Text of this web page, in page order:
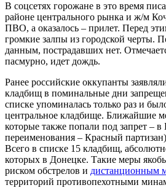
В соцсетях горожане в это время
районе центрального рынка и ж/м
ПВО, а оказалось – прилет. Перед
громкие залпы из городской черты.
данным, пострадавших нет.
пасмурно, идет дождь.
Ранее российские оккупанты
кладбищ в поминальные дни
списке упоминалась только раз и
центральное кладбище. Ближайшие
которые также попали под запрет – в
переименования – Красный
Всего в списке 15 кладбищ,
которых в Донецке. Такие меры
риском обстрелов и дистанционным
территорий противопехотными